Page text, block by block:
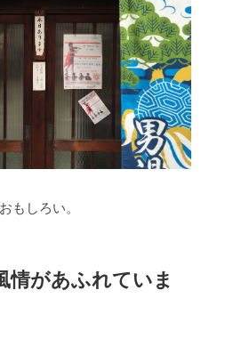
もしろい。
情があふれていま